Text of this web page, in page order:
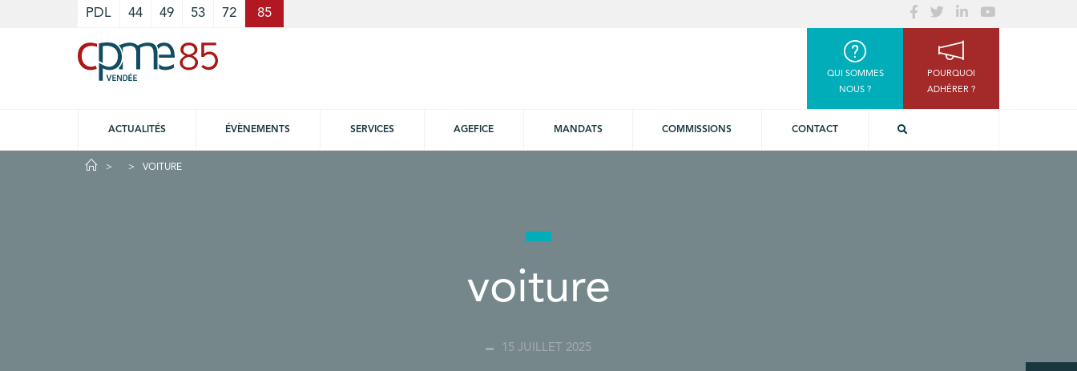
PDL 44 49 53 72 85
QUI SOMMES
NOUS ?
POURQUOI
ADHÉRER ?
ACTUALITÉS ÉVÈNEMENTS SERVICES AGEFICE MANDATS COMMISSIONS CONTACT
VOITURE
voiture
15 JUILLET 2025
Cookies management panel